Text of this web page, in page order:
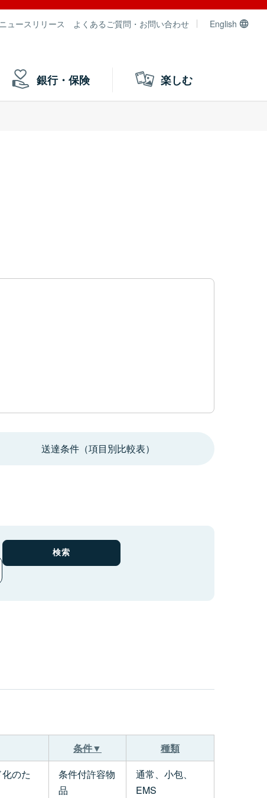
ニュースリリース よくあるご質問・お問い合わせ English
銀行・保険 楽しむ
送達条件（項目別比較表）
条件▼
種類
のた
条件付許容物
品
通常、小包、
EMS